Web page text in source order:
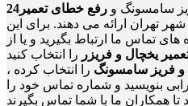
سامسونگ و رفع خطای تعمیر
شهر تهران ارائه می دهند. برای این
تماس ما ارتباط بگیرید و یا از
یخچال و فریزر را انتخاب کنید
و فریز سامسونگ را انتخاب کرده ،
بنویسید و شماره تماس خود را